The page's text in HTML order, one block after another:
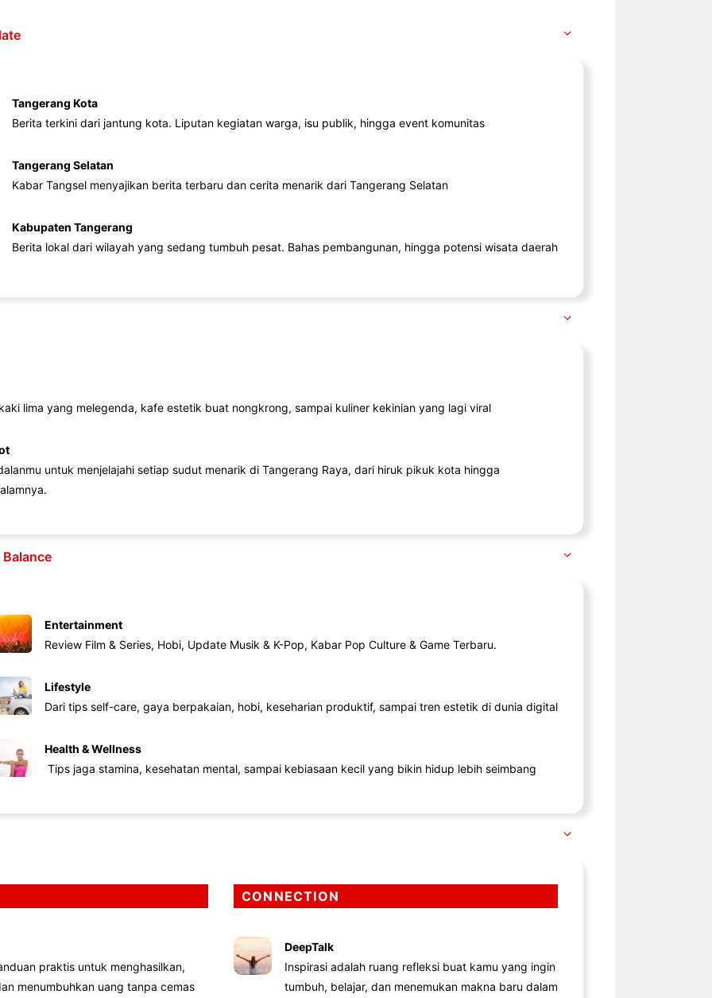
Tangerang Kota
Berita terkini dari jantung kota. Liputan kegiatan warga, isu publik, hingga event komunitas
Tangerang Selatan
Kabar Tangsel menyajikan berita terbaru dan cerita menarik dari Tangerang Selatan
Kabupaten Tangerang
Berita lokal dari wilayah yang sedang tumbuh pesat. Bahas pembangunan, hingga potensi wisata daerah
lima yang melegenda, kafe estetik buat nongkrong, sampai kuliner kekinian yang lagi viral
untuk menjelajahi setiap sudut menarik di Tangerang Raya, dari hiruk pikuk kota hingga
Balance
Entertainment
Review Film & Series, Hobi, Update Musik & K-Pop, Kabar Pop Culture & Game Terbaru.
Lifestyle
Dari tips self-care, gaya berpakaian, hobi, keseharian produktif, sampai tren estetik di dunia digital
Health & Wellness
Tips jaga stamina, kesehatan mental, sampai kebiasaan kecil yang bikin hidup lebih seimbang
praktis untuk menghasilkan,
menumbuhkan uang tanpa cemas
CONNECTION
DeepTalk
Inspirasi adalah ruang refleksi buat kamu yang ingin
tumbuh, belajar, dan menemukan makna baru dalam